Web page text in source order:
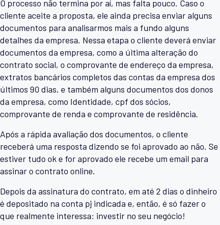
O processo não termina por aí, mas falta pouco. Caso o
cliente aceite a proposta, ele ainda precisa enviar alguns
documentos para analisarmos mais a fundo alguns
detalhes da empresa. Nessa etapa o cliente deverá enviar
documentos da empresa, como a última alteração do
contrato social, o comprovante de endereço da empresa,
extratos bancários completos das contas da empresa dos
últimos 90 dias, e também alguns documentos dos donos
da empresa, como Identidade, cpf dos sócios,
comprovante de renda e comprovante de residência.
Após a rápida avaliação dos documentos, o cliente
receberá uma resposta dizendo se foi aprovado ao não. Se
estiver tudo ok e for aprovado ele recebe um email para
assinar o contrato online.
Depois da assinatura do contrato, em até 2 dias o dinheiro
é depositado na conta pj indicada e, então, é só fazer o
que realmente interessa: investir no seu negócio!